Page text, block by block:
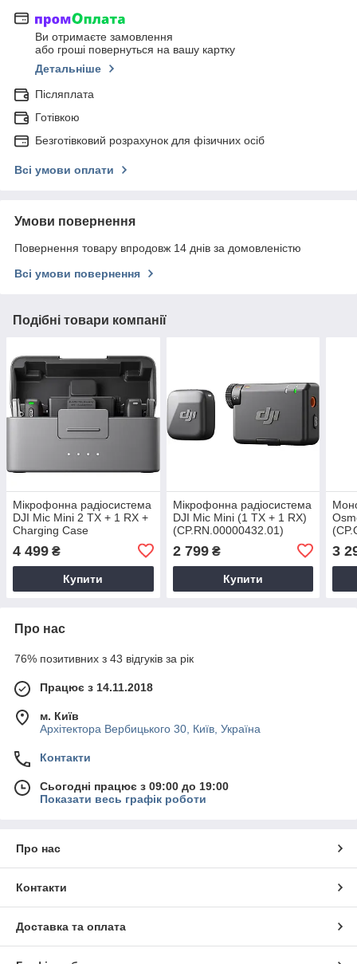
Ви отримаєте замовлення
або гроші повернуться на вашу картку
Детальніше
Післяплата
Готівкою
Безготівковий розрахунок для фізичних осіб
Всі умови оплати
Умови повернення
Повернення товару впродовж 14 днів за домовленістю
Всі умови повернення
Подібні товари компанії
Мікрофонна радіосистема
DJI Mic Mini 2 TX + 1 RX +
Charging Case
4 499 ₴
Купити
Мікрофонна радіосистема
DJI Mic Mini (1 TX + 1 RX)
(CP.RN.00000432.01)
2 799₴
Купити
3
Про нас
76% позитивних з 43 відгуків за рік
Працює з 14.11.2018
м. Київ
Архітектора Вербицького 30, Київ, Україна
Контакти
Сьогодні працює з 09:00 до 19:00
Показати весь графік роботи
Про нас
Контакти
Доставка та оплата